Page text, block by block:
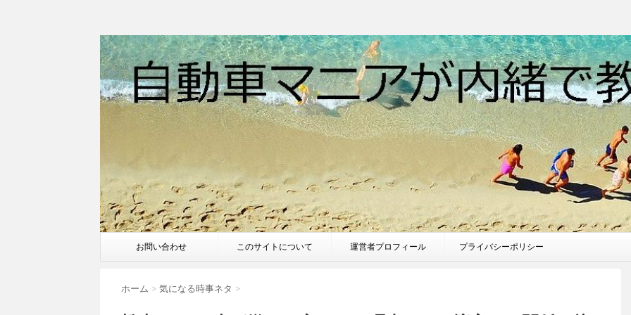
お問い合わせ このサイトについて 運営者プロフィール プライバシーポリシー
ホーム > 気になる時事ネタ >